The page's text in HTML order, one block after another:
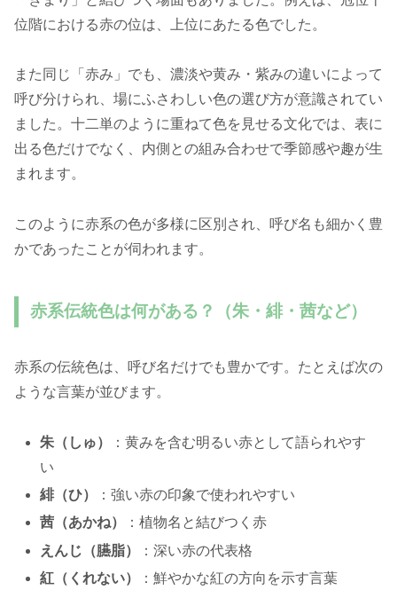
位階における赤の位は、上位にあたる色でした。
また同じ「赤み」でも、濃淡や黄み・紫みの違いによって
呼び分けられ、場にふさわしい色の選び方が意識されてい
ました。十二単のように重ねて色を見せる文化では、表に
出る色だけでなく、内側との組み合わせで季節感や趣が生
まれます。
このように赤系の色が多様に区別され、呼び名も細かく豊
かであったことが伺われます。
赤系伝統色は何がある？（朱・緋・茜など）
赤系の伝統色は、呼び名だけでも豊かです。たとえば次の
ような言葉が並びます。
朱（しゅ）
：黄みを含む明るい赤として語られやす
い
緋（ひ）
：強い赤の印象で使われやすい
茜（あかね）
：植物名と結びつく赤
えんじ（臙脂）
：深い赤の代表格
紅（くれない）
：鮮やかな紅の方向を示す言葉